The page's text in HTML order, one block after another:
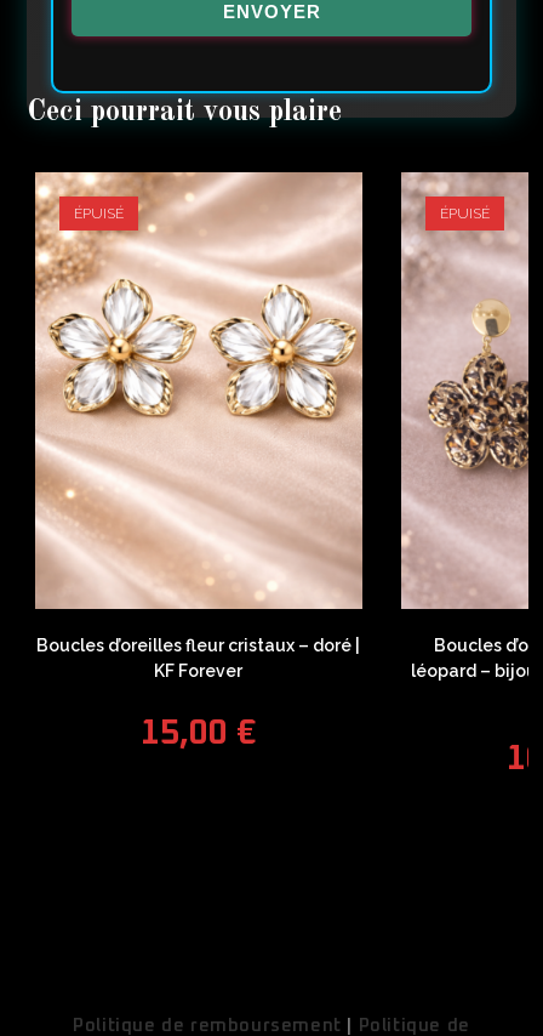
ENVOYER
ÉPUISÉ
Boucles d’oreilles fleur cristaux – doré |
KF Forever
15,00 €
ÉPUISÉ
Boucles
léopard – bijou
Politique de remboursement Politique de